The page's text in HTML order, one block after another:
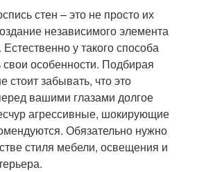
Краски в интерьере
стен – это не просто их
независимого элемента
у такого способа
особенности. Подбирая
стоит забывать, что это
вашими глазами долгое
агрессивные, шокирующие
Обязательно нужно
стиля мебели, освещения и